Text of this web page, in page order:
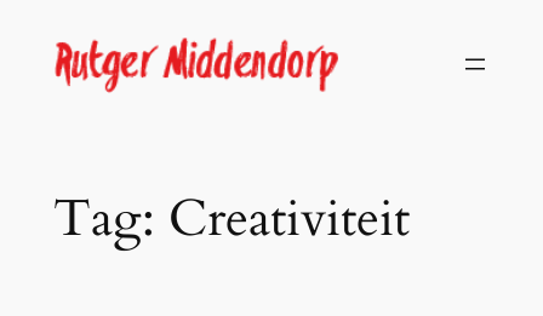
content
Tag: Creativiteit